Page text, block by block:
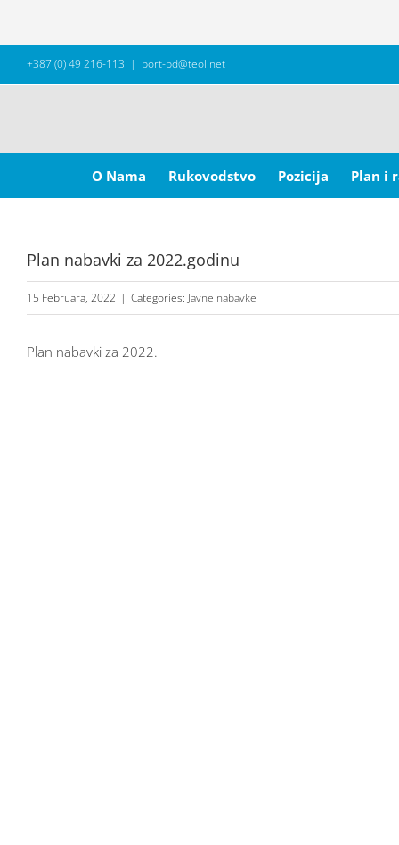
+387 (0) 49 216-113 | port-bd@teol.net
for:
O Nama
Rukovodstvo Pozicija Plan i
Plan nabavki za 2022.godinu
15 Februara, 2022 | Categories: Javne nabavke
Plan nabavki za 2022.